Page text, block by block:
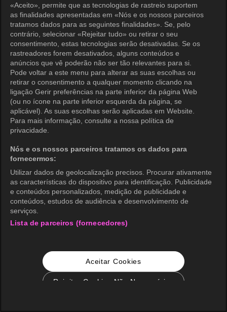
«Aceito», permite que as tecnologias de rastreio suportem
as finalidades apresentadas em «Nós e os nossos parceiros
tratamos dados para as seguintes finalidades». Se, pelo
contrário, selecionar «Rejeitar tudo» ou retirar o seu
consentimento, estas tecnologias serão desativadas. Se os
rastreadores forem desativados, alguns conteúdos e
anúncios que vê poderão não ser tão relevantes para si.
Pode voltar a este menu para alterar as suas escolhas ou
retirar o consentimento a qualquer momento clicando na
ligação Gerir preferências na parte inferior da página Web
(ou no ícone na parte inferior esquerda da página, se
aplicável). As suas escolhas serão aplicadas em Website.
Para mais informação, consulte a nossa política de
privacidade.
Nós e os nossos parceiros tratamos os dados para
fornecermos:
Utilizar dados de geolocalização precisos. Procurar ativamente
as características do dispositivo para identificação. Publicidade
e conteúdos personalizados, medição de publicidade e
conteúdos, estudos de audiência e desenvolvimento de
serviços.
Lista de parceiros (fornecedores)
Aceitar Cookies
Rejeitar Cookies Não Necessários